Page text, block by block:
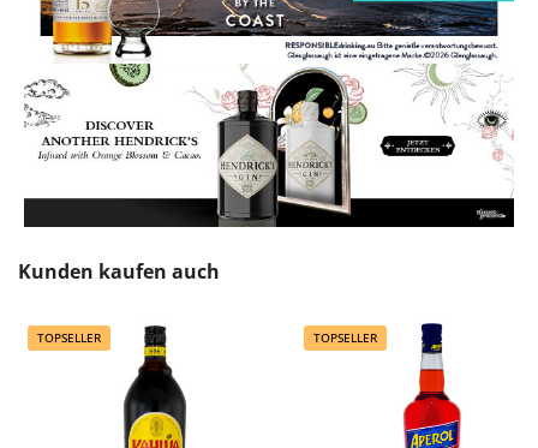
Produktgalerie überspringen
Kunden kaufen auch
TOPSELLER TOPSELLER